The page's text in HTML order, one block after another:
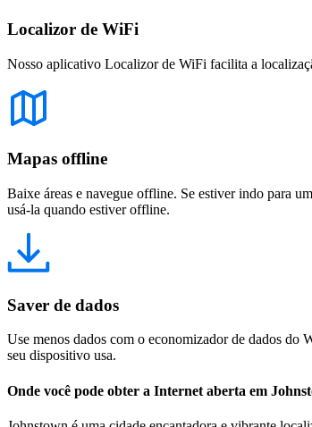
Localizor de WiFi
Nosso aplicativo Localizor de WiFi facilita a
Mapas offline
Baixe áreas e navegue offline. Se estiver indo para
usá-la quando estiver offline.
Saver de dados
Use menos dados com o economizador de dados do
seu dispositivo usa.
Onde você pode obter a Internet aberta em